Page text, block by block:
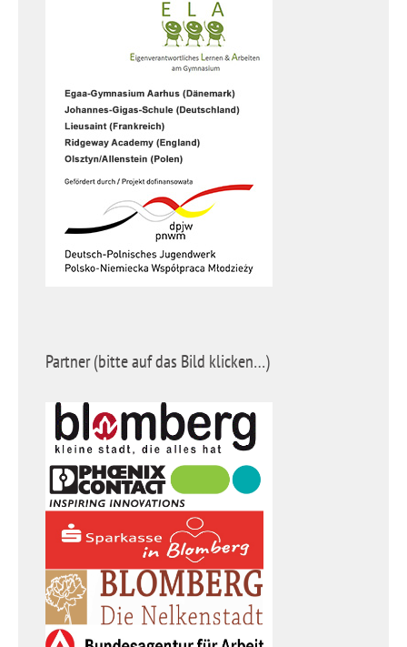
Partner (bitte auf das Bild klicken…)